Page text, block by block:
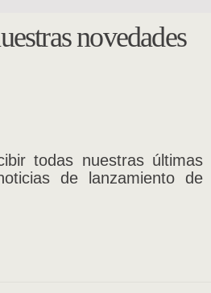
novedades
todas nuestras últimas
de lanzamiento de